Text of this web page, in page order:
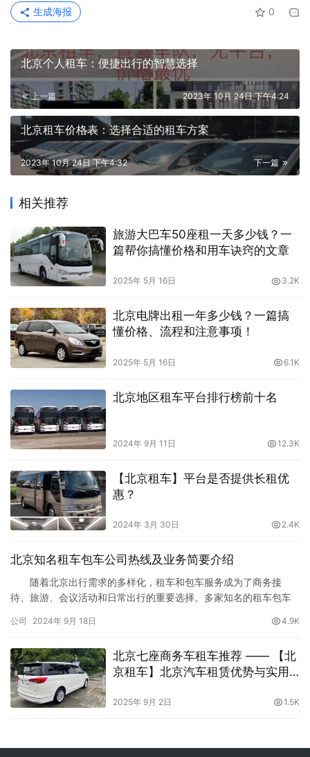
0
生成海报
北京个人租车：便捷出行的智慧选择
上一篇 2023年 10月 24日 下午4:24
北京租车价格表：选择合适的租车方案
下一篇
2023年 10月 24日 下午4:32
相关推荐
旅游大巴车50座租一天多少钱？一
篇帮你搞懂价格和用车诀窍的文章
2025年 5月 16日 3.2K
北京电牌出租一年多少钱？一篇搞
懂价格、流程和注意事项！
2025年 5月 16日 6.1K
北京地区租车平台排行榜前十名
2024年 9月 11日 12.3K
【北京租车】平台是否提供长租优
惠？
2024年 3月 30日 2.4K
北京知名租车包车公司热线及业务简要介绍
随着北京出行需求的多样化，租车和包车服务成为了商务接
待、旅游、会议活动和日常出行的重要选择。多家知名的租车包车
决方案。以下是几家北京知名的租车包车公司的热线电话及其主要
81815353 公司简介： 【北京租车】是北京乃至全国最具规
模…
公司 2024年 9月 18日 4.9K
北京七座商务车租车推荐 —— 【北
京租车】北京汽车租赁优势与实用
2025年 9月 2日 1.5K